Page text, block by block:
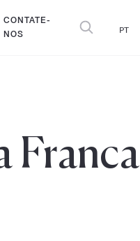
CONTATE-
NOS
PT
Franca